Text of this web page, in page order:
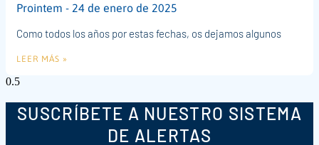
Prointem
24 de enero de 2025
Como todos los años por estas fechas, os dejamos algunos
LEER MÁS »
SUSCRÍBETE A NUESTRO SISTEMA
DE ALERTAS